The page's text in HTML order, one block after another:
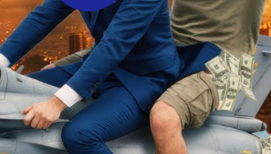
Play
Video